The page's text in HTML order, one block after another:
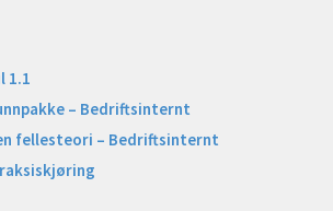
1.1
– Bedriftsinternt
fellesteori – Bedriftsinternt